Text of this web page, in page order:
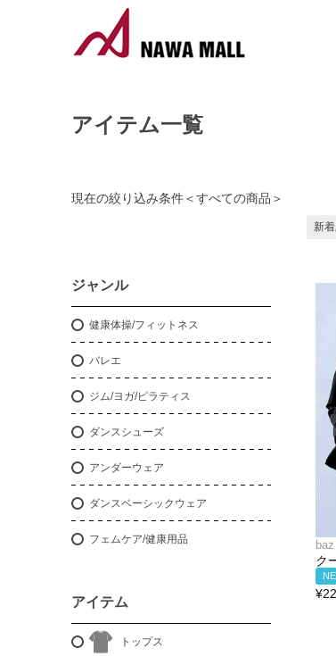
現在の絞り込み条件＜すべての商品 ＞
アイテム一覧
ジャンル
健康体操/フィットネス
バレエ
ジム/ヨガ/ピラティス
ダンスシューズ
アンダーウェア
ダンスベーシックウェア
フェムケア/健康用品
アイテム
トップス
新
baz
ク
¥